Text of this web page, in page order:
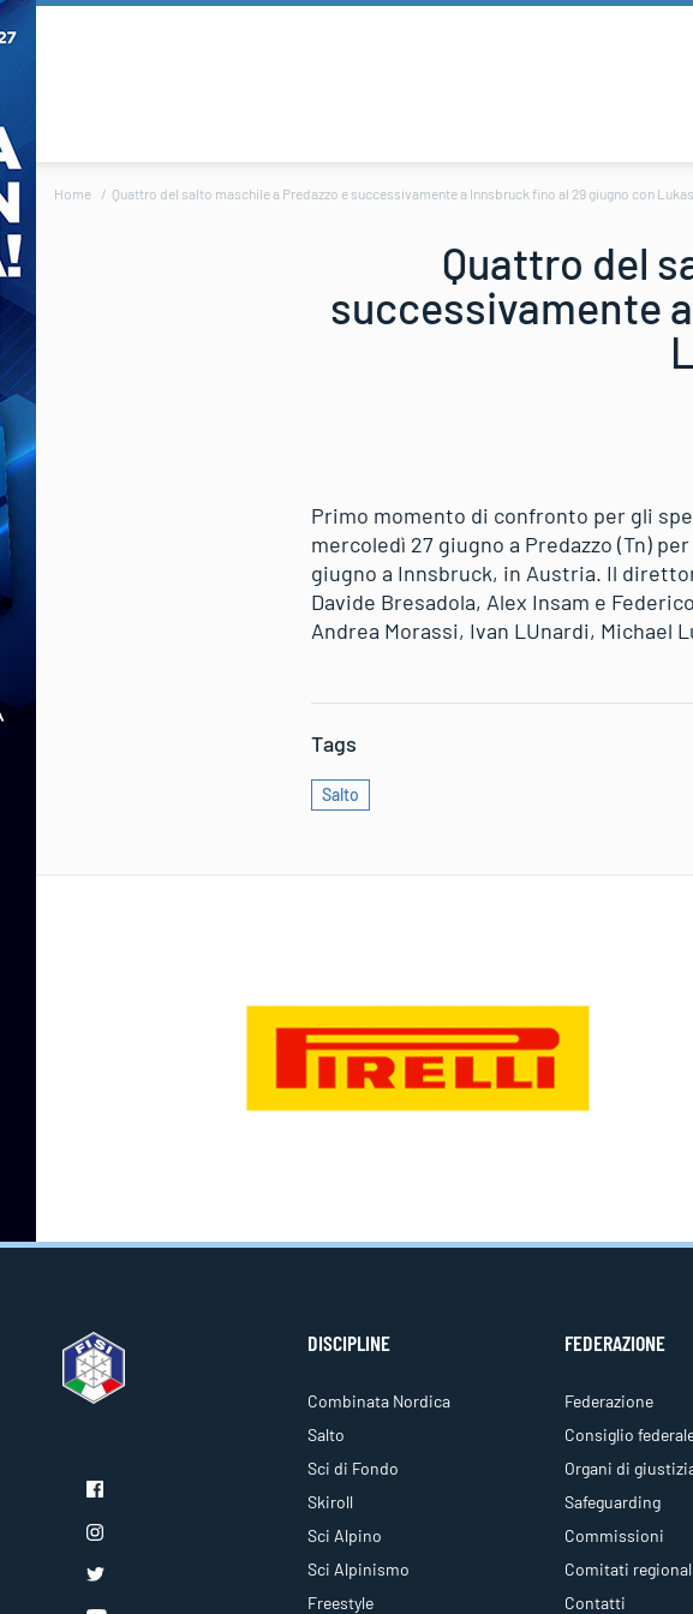
Home Quattro del salto maschile a Predazzo e successivamente a Innsbruck fino al 29 giugno con
Quattro del
successivamente
Primo momento di confronto per gli
mercoledì 27 giugno a Predazzo (Tn)
giugno a Innsbruck, in Austria. Il
Davide Bresadola, Alex Insam e
Andrea Morassi, Ivan LUnardi, Michael
Tags
Salto
DISCIPLINE
Combinata Nordica
Salto
Sci di Fondo
Skiroll
Sci Alpino
Sci Alpinismo
Freestyle
FEDERAZIONE
Federazione
Consiglio
Organi di
Safeguarding
Commissioni
Comitati
Contatti